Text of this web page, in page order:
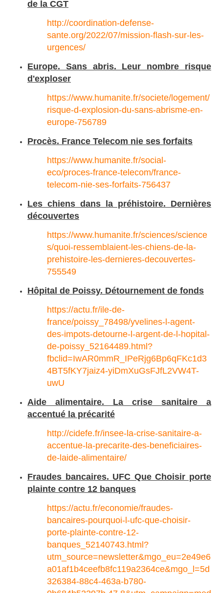
de la CGT
http://coordination-defense-
sante.org/2022/07/mission-flash-sur-les-
urgences/
Europe. Sans abris. Leur nombre risque
d'exploser
https://www.humanite.fr/societe/logement/
risque-d-explosion-du-sans-abrisme-en-
europe-756789
Procès. France Telecom nie ses forfaits
https://www.humanite.fr/social-
eco/proces-france-telecom/france-
telecom-nie-ses-forfaits-756437
Les chiens dans la préhistoire. Dernières
découvertes
https://www.humanite.fr/sciences/science
s/quoi-ressemblaient-les-chiens-de-la-
prehistoire-les-dernieres-decouvertes-
755549
Hôpital de Poissy. Détournement de fonds
https://actu.fr/ile-de-
france/poissy_78498/yvelines-l-agent-
des-impots-detourne-l-argent-de-l-hopital-
de-poissy_52164489.html?
fbclid=IwAR0mmR_IPeRjg6Bp6qFKc1d3
4BT5fKY7jaiz4-yiDmXuGsFJfL2VW4T-
uwU
Aide alimentaire. La crise sanitaire a
accentué la précarité
http://cidefe.fr/insee-la-crise-sanitaire-a-
accentue-la-precarite-des-beneficiaires-
de-laide-alimentaire/
Fraudes bancaires. UFC Que Choisir porte
plainte contre 12 banques
https://actu.fr/economie/fraudes-
bancaires-pourquoi-l-ufc-que-choisir-
porte-plainte-contre-12-
banques_52140743.html?
utm_source=newsletter&mgo_eu=2e49e6
a01af1b4ceefb8fc119a2364ce&mgo_l=5d
326384-88c4-463a-b780-